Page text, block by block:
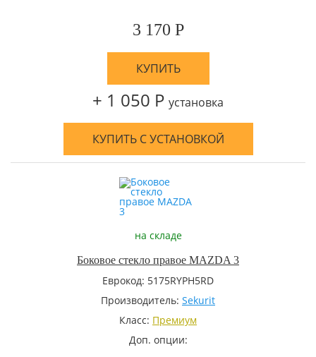
3 170 Р
КУПИТЬ
+ 1 050 Р установка
КУПИТЬ С УСТАНОВКОЙ
на складе
Боковое стекло правое MAZDA 3
Еврокод: 5175RYPH5RD
Производитель: Sekurit
Класс: Премиум
Доп. опции: